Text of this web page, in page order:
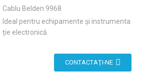
Cablu Belden 9968
Ideal pentru echipamente și instrumenta
ție electronică.
CONTACTAŢI-NE